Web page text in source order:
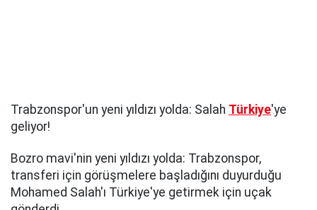
Trabzonspor'un yeni yıldızı yolda: Salah Türkiye'ye
geliyor!
Bozro mavi'nin yeni yıldızı yolda: Trabzonspor,
transferi için görüşmelere başladığını duyurduğu
Mohamed Salah'ı Türkiye'ye getirmek için uçak